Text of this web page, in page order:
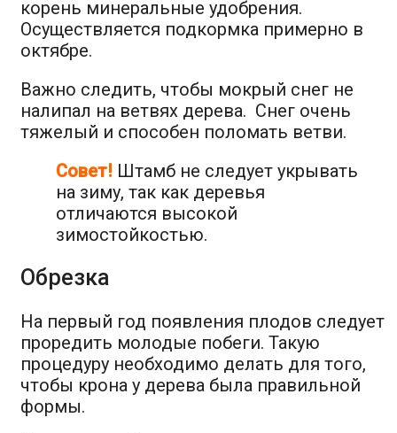
корень минеральные удобрения.
Осуществляется подкормка примерно в
октябре.
Важно следить, чтобы мокрый снег не
налипал на ветвях дерева. Снег очень
тяжелый и способен поломать ветви.
Совет! Штамб не следует укрывать
на зиму, так как деревья
отличаются высокой
зимостойкостью.
Обрезка
На первый год появления плодов следует
проредить молодые побеги. Такую
процедуру необходимо делать для того,
чтобы крона у дерева была правильной
формы.